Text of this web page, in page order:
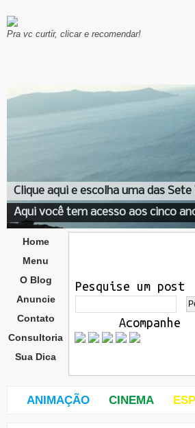
Pra vc curtir, clicar e recomendar!
Clique aqui e escolha uma das
Aqui você tem acesso aos cinco
Home
Menu
O Blog
Anuncie
Contato
Consultoria
Sua Dica
Pesquise um post
Acompanhe
ANIMAÇÃO CINEMA